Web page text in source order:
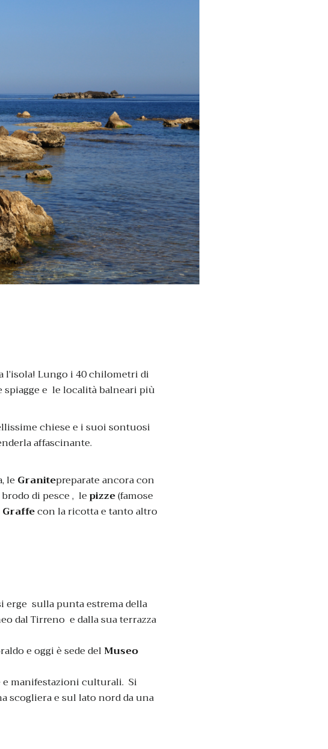
l’isola! Lungo i 40 chilometri di
e le località balneari più
chiese e i suoi sontuosi
affascinante.
le Granitepreparate ancora con
di pesce , lepizze(famose
Graffecon la ricotta e tanto altro
erge sulla punta estrema della
dal Tirreno e dalla sua terrazza
e oggi è sede del Museo
manifestazioni culturali. Si
scogliera e sul lato nord da una